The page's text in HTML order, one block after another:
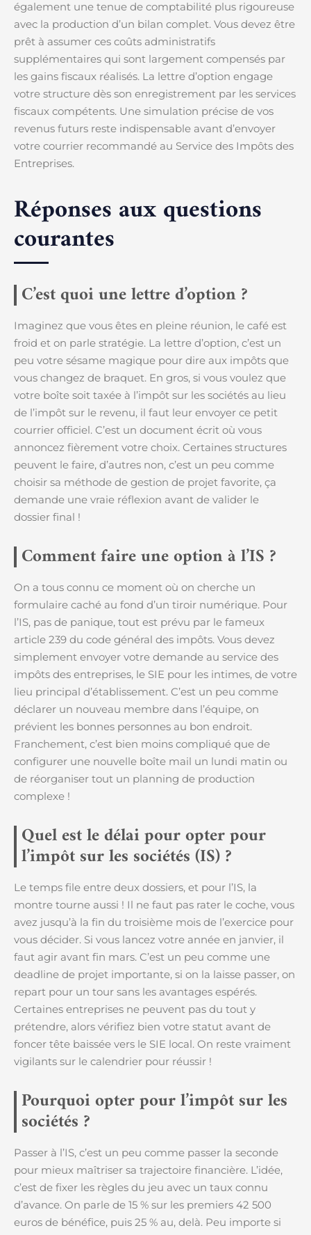
également une tenue de comptabilité plus rigoureuse
avec la production d’un bilan complet. Vous devez être
prêt à assumer ces coûts administratifs
supplémentaires qui sont largement compensés par
les gains fiscaux réalisés. La lettre d’option engage
votre structure dès son enregistrement par les services
fiscaux compétents. Une simulation précise de vos
revenus futurs reste indispensable avant d’envoyer
votre courrier recommandé au Service des Impôts des
Entreprises.
Réponses aux questions
courantes
C’est quoi une lettre d’option ?
Imaginez que vous êtes en pleine réunion, le café est
froid et on parle stratégie. La lettre d’option, c’est un
peu votre sésame magique pour dire aux impôts que
vous changez de braquet. En gros, si vous voulez que
votre boîte soit taxée à l’impôt sur les sociétés au lieu
de l’impôt sur le revenu, il faut leur envoyer ce petit
courrier officiel. C’est un document écrit où vous
annoncez fièrement votre choix. Certaines structures
peuvent le faire, d’autres non, c’est un peu comme
choisir sa méthode de gestion de projet favorite, ça
demande une vraie réflexion avant de valider le
dossier final !
Comment faire une option à l’IS ?
On a tous connu ce moment où on cherche un
formulaire caché au fond d’un tiroir numérique. Pour
l’IS, pas de panique, tout est prévu par le fameux
article 239 du code général des impôts. Vous devez
simplement envoyer votre demande au service des
impôts des entreprises, le SIE pour les intimes, de votre
lieu principal d’établissement. C’est un peu comme
déclarer un nouveau membre dans l’équipe, on
prévient les bonnes personnes au bon endroit.
Franchement, c’est bien moins compliqué que de
configurer une nouvelle boîte mail un lundi matin ou
de réorganiser tout un planning de production
complexe !
Quel est le délai pour opter pour
l’impôt sur les sociétés (IS) ?
Le temps file entre deux dossiers, et pour l’IS, la
montre tourne aussi ! Il ne faut pas rater le coche, vous
avez jusqu’à la fin du troisième mois de l’exercice pour
vous décider. Si vous lancez votre année en janvier, il
faut agir avant fin mars. C’est un peu comme une
deadline de projet importante, si on la laisse passer, on
repart pour un tour sans les avantages espérés.
Certaines entreprises ne peuvent pas du tout y
prétendre, alors vérifiez bien votre statut avant de
foncer tête baissée vers le SIE local. On reste vraiment
vigilants sur le calendrier pour réussir !
Pourquoi opter pour l’impôt sur les
sociétés ?
Passer à l’IS, c’est un peu comme passer la seconde
pour mieux maîtriser sa trajectoire financière. L’idée,
c’est de fixer les règles du jeu avec un taux connu
d’avance. On parle de 15 % sur les premiers 42 500
euros de bénéfice, puis 25 % au, delà. Peu importe si